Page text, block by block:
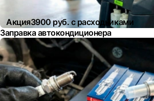
Акция3900 руб. с расходниками
Заправка автокондиционера